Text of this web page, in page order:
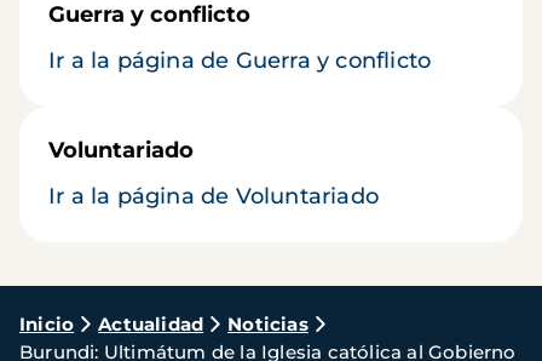
Guerra y conflicto
Ir a la página de Guerra y conflicto
Voluntariado
Ir a la página de Voluntariado
Ruta
Inicio Actualidad
Noticias
Burundi: Ultimátum de la Iglesia católica al Gobierno